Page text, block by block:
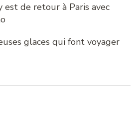
est de retour à Paris avec
glaces qui font voyager